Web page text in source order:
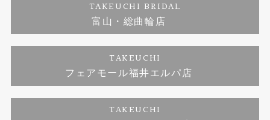
TAKEUCHI BRIDAL
富山・総曲輪店
TAKEUCHI
フェアモール福井エルパ店
TAKEUCHI